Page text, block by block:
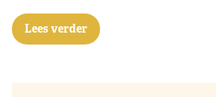
Lees verder